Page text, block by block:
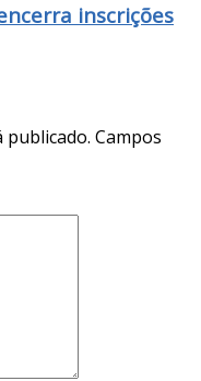
inscrições
publicado. Campos